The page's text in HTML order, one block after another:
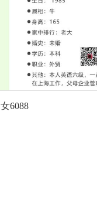
女6088